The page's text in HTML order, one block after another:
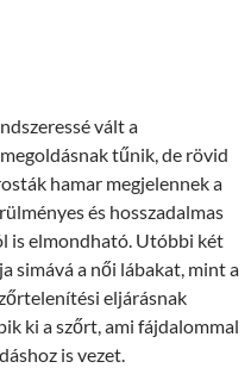
vált a
tűnik, de rövid
hamar megjelennek a
és hosszadalmas
is elmondható. Utóbbi két
simává a női lábakat, mint a
eljárásnak
ki a szőrt, ami fájdalommal
is vezet.